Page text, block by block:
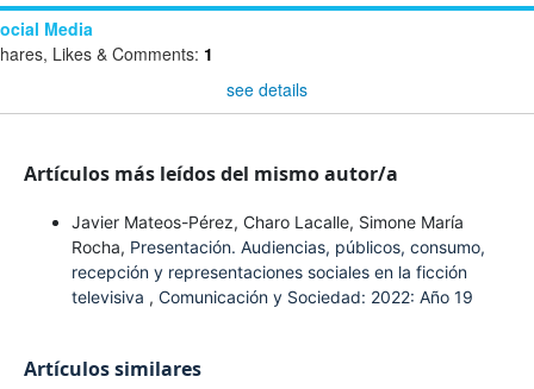
Media
Likes & Comments: 1
see details
Artículos más leídos del mismo autor/a
Javier Mateos-Pérez, Charo Lacalle, Simone María
Rocha, Presentación. Audiencias, públicos, consumo,
recepción y representaciones sociales en la ficción
televisiva , Comunicación y Sociedad: 2022: Año 19
Artículos similares